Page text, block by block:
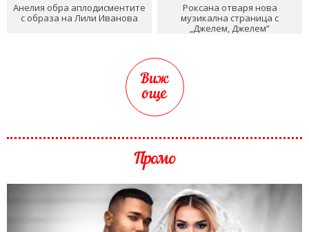
Анелия обра аплодисментите
с образа на Лили Иванова
Роксана отваря нова
музикална страница с
„Джелем, Джелем“
Виж
още
Промо